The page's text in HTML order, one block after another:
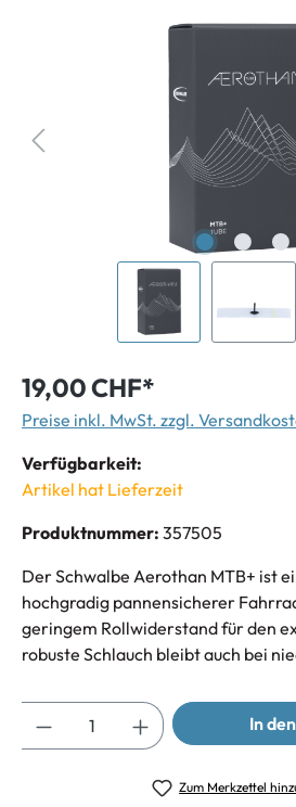
19,00 CHF*
Preise inkl. MwSt. zzgl.
Verfügbarkeit:
Artikel hat Lieferzeit
Produktnummer: 357505
Der Schwalbe Aerothan MTB+ ist
hochgradig pannensicherer
geringem Rollwiderstand für den
robuste Schlauch bleibt auch bei
In
Zum Merkzettel